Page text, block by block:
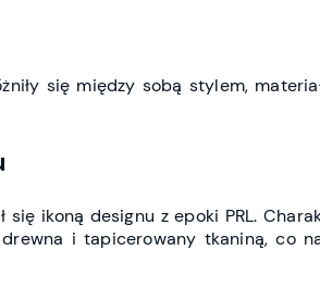
się między sobą stylem,
ikoną designu z epoki PRL.
i tapicerowany tkaniną, co